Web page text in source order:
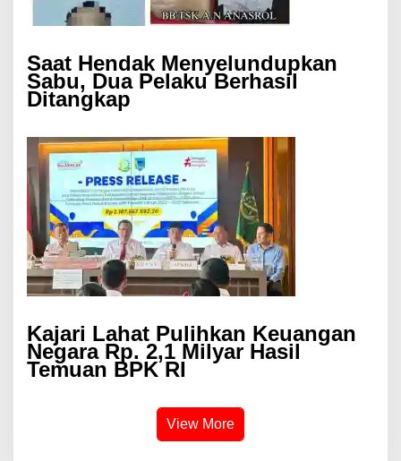
Saat Hendak Menyelundupkan
Sabu, Dua Pelaku Berhasil
Ditangkap
Kajari Lahat Pulihkan Keuangan
Negara Rp. 2,1 Milyar Hasil
Temuan BPK RI
View More